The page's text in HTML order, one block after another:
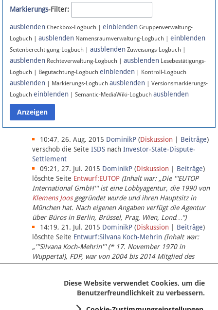
Bluesky
Facebook
Instagram
Anmelden
Datenschutz
Über Lobbypedia
Impressum
Markierungs-Filter:
ausblenden Checkbox-Logbuch | einblenden Gruppenverwaltung-
Logbuch | ausblenden Namensraumverwaltung-Logbuch | einblenden
Seitenberechtigung-Logbuch | ausblenden Zuweisungs-Logbuch |
ausblenden Rechteverwaltung-Logbuch | ausblenden Lesebestätigungs-
Logbuch | Begutachtung-Logbuch einblenden | Kontroll-Logbuch
ausblenden | Markierungs-Logbuch ausblenden | Versionsmarkierungs-
Logbuch einblenden | Semantic-MediaWiki-Logbuch ausblenden
10:47, 26. Aug. 2015 DominikP (Diskussion Beiträge)
verschob die Seite ISDS nach Investor-State-Dispute-
Settlement
09:21, 27. Jul. 2015 DominikP (Diskussion Beiträge)
löschte Seite Entwurf:EUTOP (Inhalt war: „Die '''EUTOP
International GmbH''' ist eine Lobbyagentur, die 1990 von
Klemens Joosgegründet wurde und ihren Hauptsitz in
München hat. Nach eigenen Angaben verfügt die Agentur
über Büros in Berlin, Brüssel, Prag, Wien, Lond…“)
14:19, 21. Jul. 2015 DominikP (Diskussion Beiträge)
löschte Seite Entwurf:Silvana Koch-Mehrin (Inhalt war:
„'''Silvana Koch-Mehrin''' (* 17. November 1970 in
Wuppertal), FDP, war von 2004 bis 2014 Mitglied des
Europäischen Parlaments, seit November 2014 ist sie für
Diese Website verwendet Cookies, um die
Benutzerfreundlichkeit zu verbessern.